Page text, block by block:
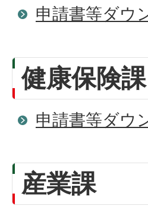
申請書等ダウ
健康保険課
申請書等ダウ
産業課